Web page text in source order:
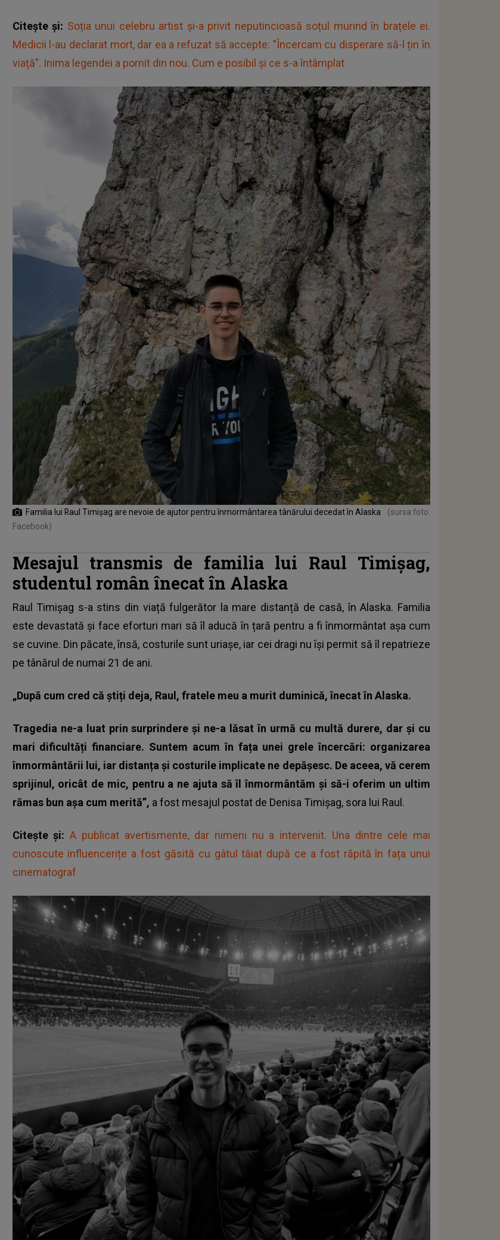
Citește și: Soția unui celebru artist și-a privit neputincioasă soțul murind în brațele ei.
Medicii l-au declarat mort, dar ea a refuzat să accepte: "Încercam cu disperare să-l țin în
viață". Inima legendei a pornit din nou. Cum e posibil și ce s-a întâmplat
Familia lui Raul Timișag are nevoie de ajutor pentru înmormântarea tânărului decedat în Alaska
(sursa foto:
Facebook)
Mesajul transmis de familia lui Raul Timișag,
studentul român înecat în Alaska
Raul Timișag s-a stins din viață fulgerător la mare distanță de casă, în Alaska. Familia
este devastată și face eforturi mari să îl aducă în țară pentru a fi înmormântat așa cum
se cuvine. Din păcate, însă, costurile sunt uriașe, iar cei dragi nu își permit să îl repatrieze
pe tânărul de numai 21 de ani.
„După cum cred că știți deja, Raul, fratele meu a murit duminică, înecat în Alaska.
Tragedia ne-a luat prin surprindere și ne-a lăsat în urmă cu multă durere, dar și cu
mari dificultăți financiare. Suntem acum în fața unei grele încercări: organizarea
înmormântării lui, iar distanța și costurile implicate ne depășesc. De aceea, vă cerem
sprijinul, oricât de mic, pentru a ne ajuta să îl înmormântăm și să-i oferim un ultim
rămas bun așa cum merită”, a fost mesajul postat de Denisa Timișag, sora lui Raul.
Citește și:A publicat avertismente, dar nimeni nu a intervenit. Una dintre cele mai
cunoscute influencerițe a fost găsită cu gâtul tăiat după ce a fost răpită în fața unui
cinematograf